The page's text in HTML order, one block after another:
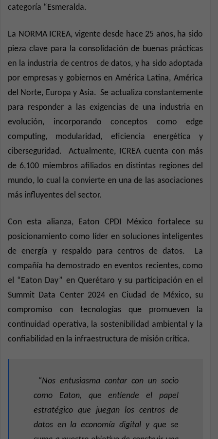
categoría “Esmeralda.
La NORMA ICREA, vigente desde hace 25 años, ha sido
pieza clave para la consolidación de buenas prácticas
en la industria de centros de datos, y ha sido adoptada
por empresas y gobiernos en América Latina, América
del Norte, Europa y Asia. Se actualiza constantemente
para responder a las exigencias de una industria en
evolución, incorporando conceptos como edge
computing, modularidad, eficiencia energética y
ciberseguridad.
Actualmente, ICREA cuenta con más
de 6,100 miembros afiliados en distintas regiones del
mundo, lo cual la convierte en una de las asociaciones
más influyentes del sector.
Con esta alianza, Eaton CPDI México fortalece su
posicionamiento como líder en soluciones inteligentes
de energía y respaldo para centros de datos.
La
compañía ha demostrado en eventos recientes, como
el “Eaton Day” en Querétaro y su participación en el
Summit Data Center 2024 en Ciudad de México, su
compromiso con tecnologías que promueven la
continuidad operativa, la sostenibilidad ambiental y la
confiabilidad en la infraestructura de misión crítica.
“Nos entusiasma contar con un socio
como Eaton, que entiende el papel
estratégico que juegan los centros de
datos en la economía digital y que se